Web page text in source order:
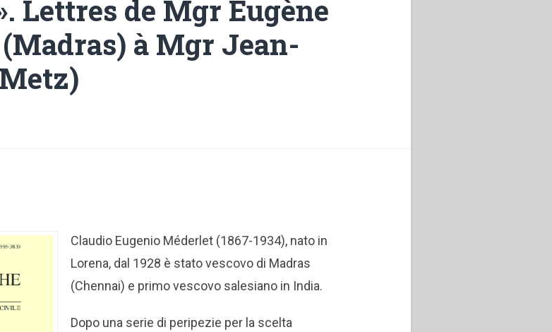
Lettres de Mgr Eugène
à Mgr Jean-
Claudio Eugenio Méderlet (1867-1934), nato in
Lorena, dal 1928 è stato vescovo di Madras
(Chennai) e primo vescovo salesiano in India.
Dopo una serie di peripezie per la scelta